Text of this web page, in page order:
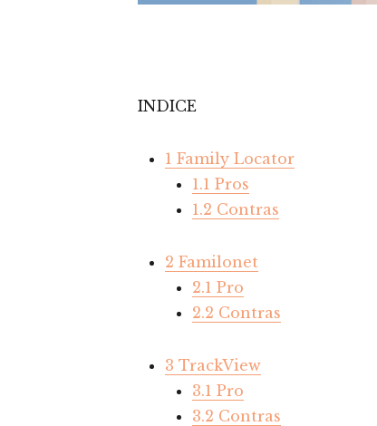
INDICE
1 Family Locator
1.1 Pros
1.2 Contras
2 Familonet
2.1 Pro
2.2 Contras
3 TrackView
3.1 Pro
3.2 Contras